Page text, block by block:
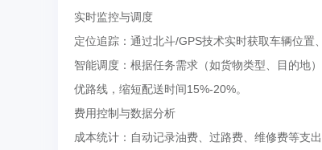
实时监控与调度
定位追踪：通过北斗/GPS技术实时获取车辆位置
智能调度：根据任务需求（如货物类型、目的地
优路线，缩短配送时间15%-20%。
费用控制与数据分析
成本统计：自动记录油费、过路费、维修费等支